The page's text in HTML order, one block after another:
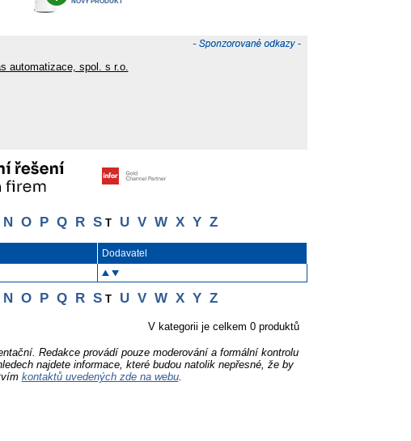
automatizace, spol. s r.o.
N O P Q R ST U V W X Y Z
Dodavatel
N O P Q R ST U V W X Y Z
V kategorii je celkem 0 produktů
Redakce provádí pouze moderování a formální kontrolu
najdete informace, které budou natolik nepřesné, že by
kontaktů uvedených zde na webu.